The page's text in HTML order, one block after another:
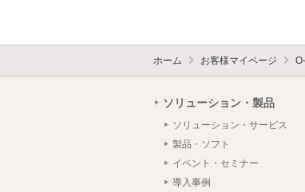
ホーム お客様マイページ
ソリューション・製品
ソリューション・サービス
製品・ソフト
イベント・セミナー
導入事例